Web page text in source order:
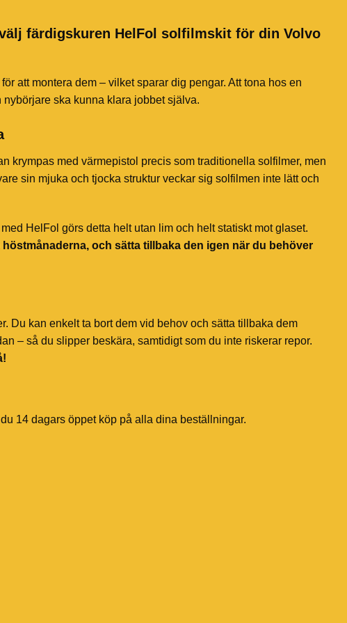
färdigskuren HelFol solfilmskit för din Volvo
att montera dem – vilket sparar dig pengar. Att tona hos en
ska kunna klara jobbet själva.
krympas med värmepistol precis som traditionella solfilmer, men
sin mjuka och tjocka struktur veckar sig solfilmen inte lätt och
HelFol görs detta helt utan lim och helt statiskt mot glaset.
och sätta tillbaka den igen när du behöver
Du kan enkelt ta bort dem vid behov och sätta tillbaka dem
– så du slipper beskära, samtidigt som du inte riskerar repor.
14 dagars öppet köp på alla dina beställningar.